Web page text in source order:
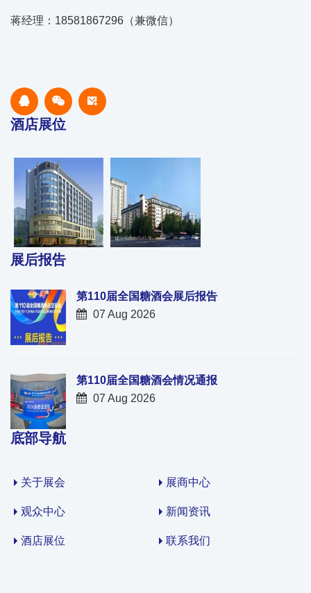
蒋经理：18581867296（兼微信）
酒店展位
展后报告
第110届全国糖酒会展后报告
07 Aug 2026
第110届全国糖酒会情况通报
07 Aug 2026
底部导航
关于展会 展商中心
观众中心 新闻资讯
酒店展位 联系我们